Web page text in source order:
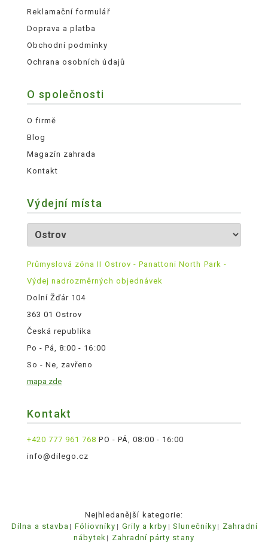
Reklamační formulář
Doprava a platba
Obchodní podmínky
Ochrana osobních údajů
O společnosti
O firmě
Blog
Magazín zahrada
Kontakt
Výdejní místa
Průmyslová zóna II Ostrov - Panattoni North Park -
Výdej nadrozměrných objednávek
Dolní Žďár 104
363 01 Ostrov
Česká republika
Po - Pá, 8:00 - 16:00
So - Ne, zavřeno
mapa zde
Kontakt
+420 777 961 768 PO - PÁ, 08:00 - 16:00
info@dilego.cz
Nejhledanější kategorie:
Dílna a stavba
Fóliovníky Grily a krby Slunečníky
Zahradní
nábytek
Zahradní párty stany